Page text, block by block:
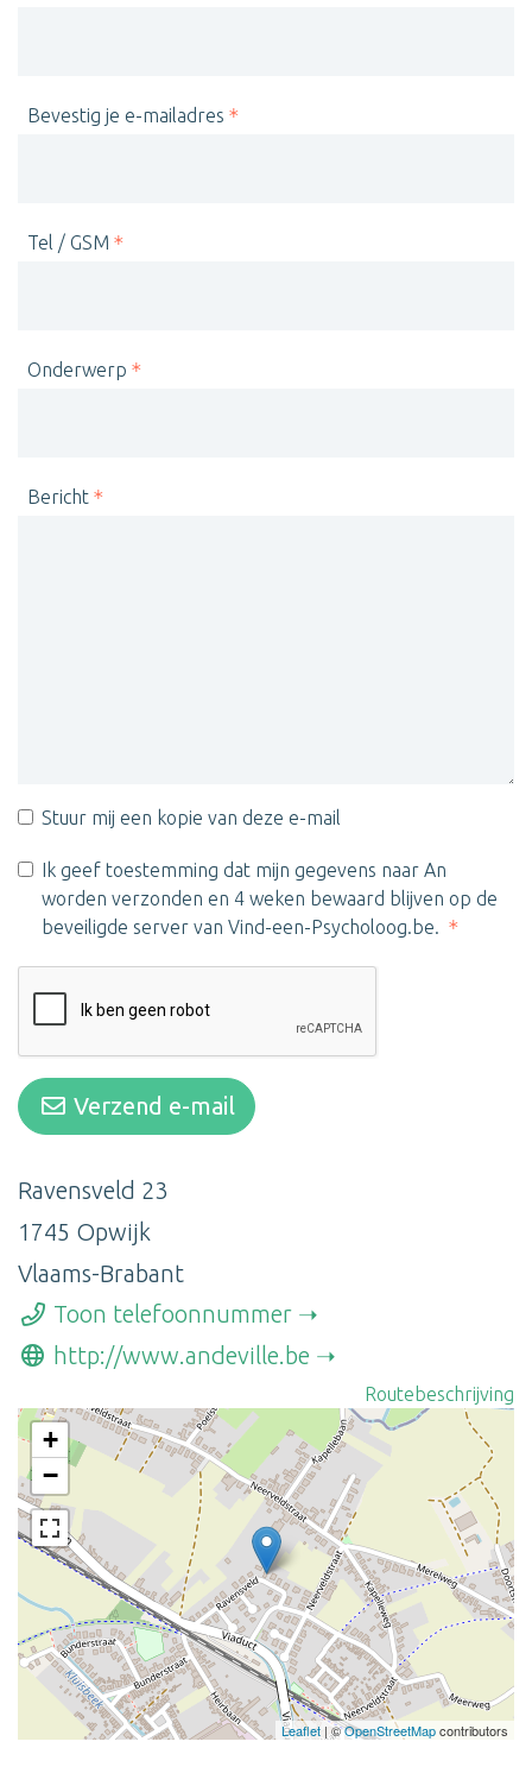
Bevestig je e-mailadres
Tel / GSM
Onderwerp
Bericht
Stuur mij een kopie van deze e-mail
Ik geef toestemming dat mijn gegevens naar An
worden verzonden en 4 weken bewaard blijven op de
beveiligde server van Vind-een-Psycholoog.be.
Verzend e-mail
Ravensveld 23
1745 Opwijk
Vlaams-Brabant
Toon telefoonnummer
http://www.andeville.be
Routebeschrijving
+
−
Leaflet | ©OpenStreetMapcontributors